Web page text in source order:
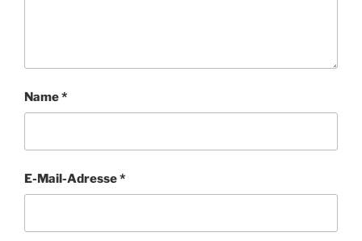
Name*
E-Mail-Adresse*